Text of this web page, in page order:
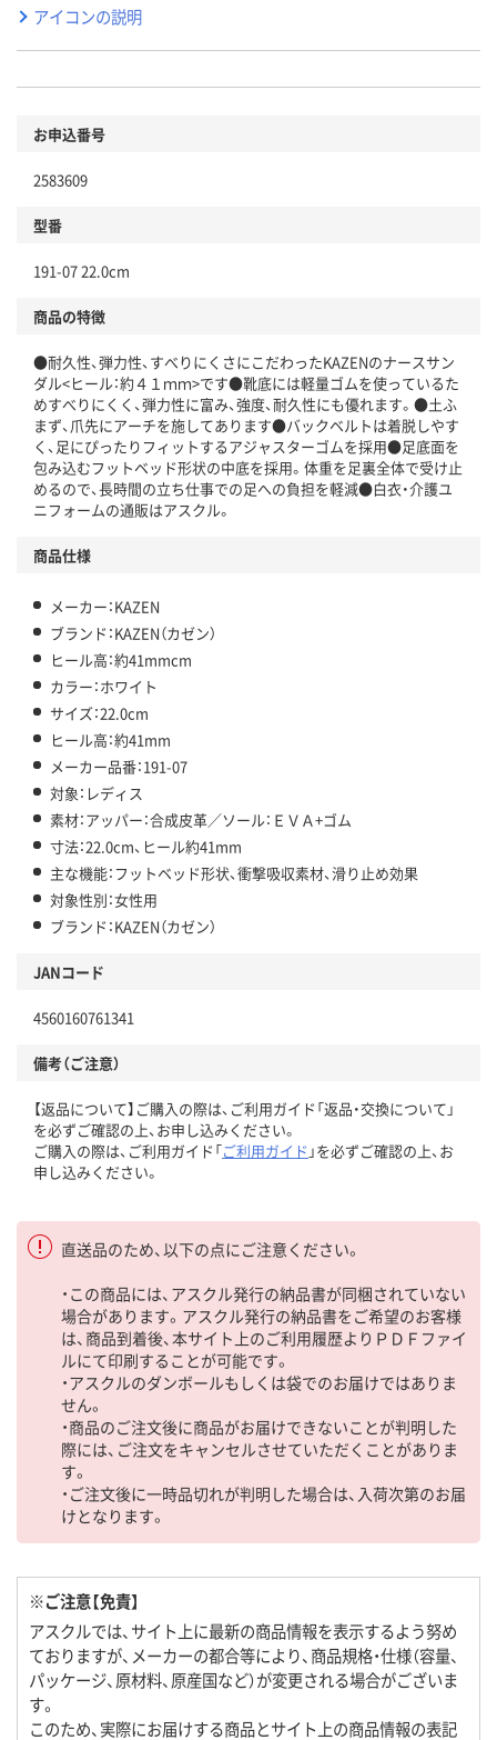
アイコンの説明
お申込番号
2583609
型番
191-07 22.0cm
商品の特徴
●耐久性、弾力性、すべりにくさにこだわったKAZENのナースサン
ダル<ヒール：約４１ｍｍ>です●靴底には軽量ゴムを使っているた
めすべりにくく、弾力性に富み、強度、耐久性にも優れます。●土ふ
まず、爪先にアーチを施してあります●バックベルトは着脱しやす
く、足にぴったりフィットするアジャスターゴムを採用●足底面を
包み込むフットベッド形状の中底を採用。体重を足裏全体で受け止
めるので、長時間の立ち仕事での足への負担を軽減●白衣・介護ユ
ニフォームの通販はアスクル。
商品仕様
メーカー：KAZEN
ブランド：KAZEN（カゼン）
ヒール高：約41mmcm
カラー：ホワイト
サイズ：22.0cm
ヒール高：約41mm
メーカー品番：191-07
対象：レディス
素材：アッパー：合成皮革／ソール：ＥＶＡ+ゴム
寸法：22.0cm、ヒール約41mm
主な機能：フットベッド形状、衝撃吸収素材、滑り止め効果
対象性別：女性用
ブランド：KAZEN（カゼン）
JANコード
4560160761341
備考（ご注意）
【返品について】ご購入の際は、ご利用ガイド「返品・交換について」
を必ずご確認の上、お申し込みください。
ご購入の際は、ご利用ガイド「ご利用ガイド 」を必ずご確認の上、お
申し込みください。
直送品のため、以下の点にご注意ください。
・この商品には、アスクル発行の納品書が同梱されていない
場合があります。アスクル発行の納品書をご希望のお客様
は、商品到着後、本サイト上のご利用履歴よりＰＤＦファイ
ルにて印刷することが可能です。
・アスクルのダンボールもしくは袋でのお届けではありま
せん。
・商品のご注文後に商品がお届けできないことが判明した
際には、ご注文をキャンセルさせていただくことがありま
す。
・ご注文後に一時品切れが判明した場合は、入荷次第のお届
けとなります。
※ご注意【免責】
アスクルでは、サイト上に最新の商品情報を表示するよう努め
ておりますが、メーカーの都合等により、商品規格・仕様（容量、
パッケージ、原材料、原産国など）が変更される場合がございま
す。
このため、実際にお届けする商品とサイト上の商品情報の表記